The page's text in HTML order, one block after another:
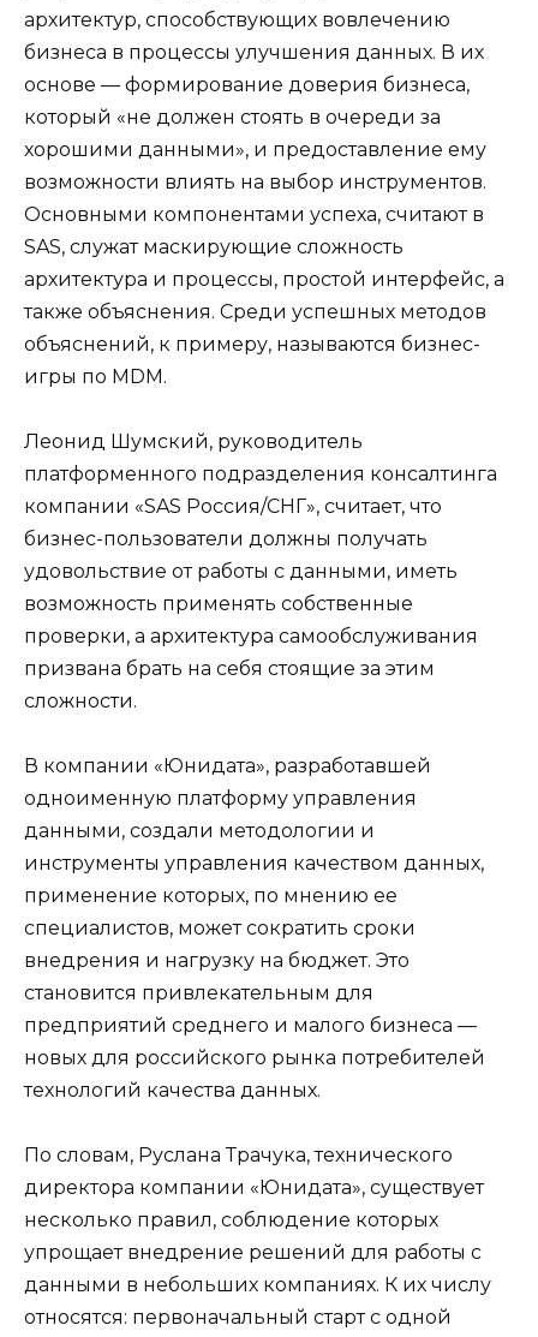
архитектур, способствующих вовлечению
бизнеса в процессы улучшения данных. В их
основе — формирование доверия бизнеса,
который «не должен стоять в очереди за
хорошими данными», и предоставление ему
возможности влиять на выбор инструментов.
Основными компонентами успеха, считают в
SAS, служат маскирующие сложность
архитектура и процессы, простой интерфейс, а
также объяснения. Среди успешных методов
объяснений, к примеру, называются бизнес-
игры по MDM.
Леонид Шумский, руководитель
платформенного подразделения консалтинга
компании «SAS Россия/СНГ», считает, что
бизнес-пользователи должны получать
удовольствие от работы с данными, иметь
возможность применять собственные
проверки, а архитектура самообслуживания
призвана брать на себя стоящие за этим
сложности.
В компании «Юнидата», разработавшей
одноименную платформу управления
данными, создали методологии и
инструменты управления качеством данных,
применение которых, по мнению ее
специалистов, может сократить сроки
внедрения и нагрузку на бюджет. Это
становится привлекательным для
предприятий среднего и малого бизнеса —
новых для российского рынка потребителей
технологий качества данных.
По словам, Руслана Трачука, технического
директора компании «Юнидата», существует
несколько правил, соблюдение которых
упрощает внедрение решений для работы с
данными в небольших компаниях. К их числу
относятся: первоначальный старт с одной